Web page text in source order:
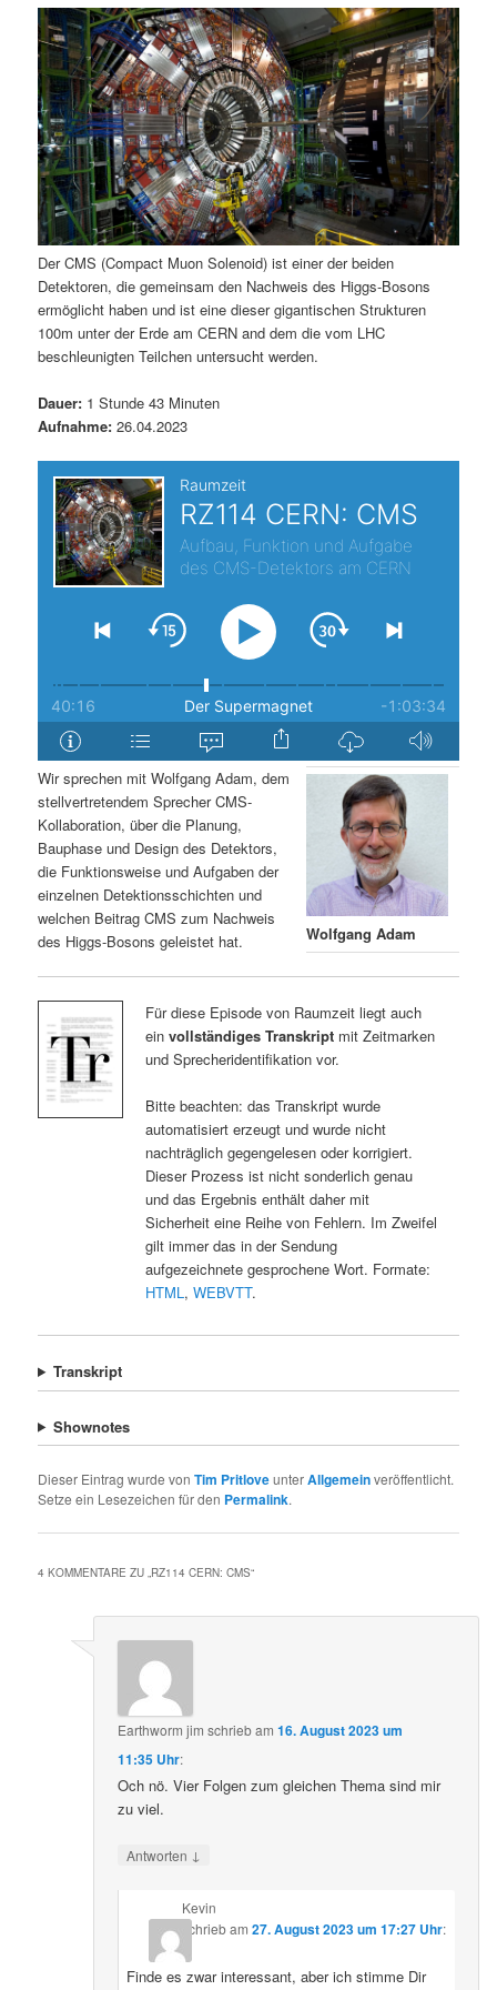
ä
r
e
n
I
n
h
l
t
s
p
n
g
e
n
n
d
ä
r
e
n
I
h
a
l
t
r
i
n
g
e
n
a
v
i
g
a
t
i
o
n
Der CMS (Compact Muon Solenoid) ist einer der beiden
Detektoren, die gemeinsam den Nachweis des Higgs-Bosons
ermöglicht haben und ist eine dieser gigantischen Strukturen
100m unter der Erde am CERN and dem die vom LHC
beschleunigten Teilchen untersucht werden.
Dauer: 1 Stunde 43 Minuten
Aufnahme: 26.04.2023
Wolfgang Adam
Wir sprechen mit Wolfgang Adam, dem
stellvertretendem Sprecher CMS-
Kollaboration, über die Planung,
Bauphase und Design des Detektors,
die Funktionsweise und Aufgaben der
einzelnen Detektionsschichten und
welchen Beitrag CMS zum Nachweis
des Higgs-Bosons geleistet hat.
Für diese Episode von Raumzeit liegt auch
ein vollständiges Transkriptmit Zeitmarken
und Sprecheridentifikation vor.
Bitte beachten: das Transkript wurde
automatisiert erzeugt und wurde nicht
nachträglich gegengelesen oder korrigiert.
Dieser Prozess ist nicht sonderlich genau
und das Ergebnis enthält daher mit
Sicherheit eine Reihe von Fehlern. Im Zweifel
gilt immer das in der Sendung
aufgezeichnete gesprochene Wort. Formate:
HTML, WEBVTT.
Transkript
Shownotes
Dieser Eintrag wurde vonTim PritloveunterAllgemeinveröffentlicht.
Setze ein Lesezeichen für den Permalink.
4 KOMMENTARE ZU „ RZ114 CERN: CMS“
Earthworm jim schriebam16. August 2023 um
11:35 Uhr:
Och nö. Vier Folgen zum gleichen Thema sind mir
zu viel.
Antworten ↓
Kevin
schriebam 27. August 2023 um 17:27 Uhr:
Finde es zwar interessant, aber ich stimme Dir